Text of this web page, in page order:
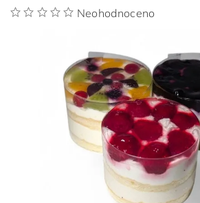
Neohodnoceno